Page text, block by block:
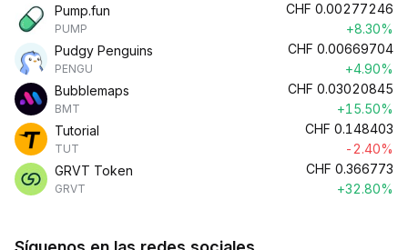
Pump.fun
PUMP
CHF 0.00277246
+8.30%
Pudgy Penguins
PENGU
CHF 0.00669704
+4.90%
Bubblemaps
BMT
CHF 0.03020845
+15.50%
Tutorial
TUT
CHF 0.148403
-2.40%
GRVT Token
GRVT
CHF 0.366773
+32.80%